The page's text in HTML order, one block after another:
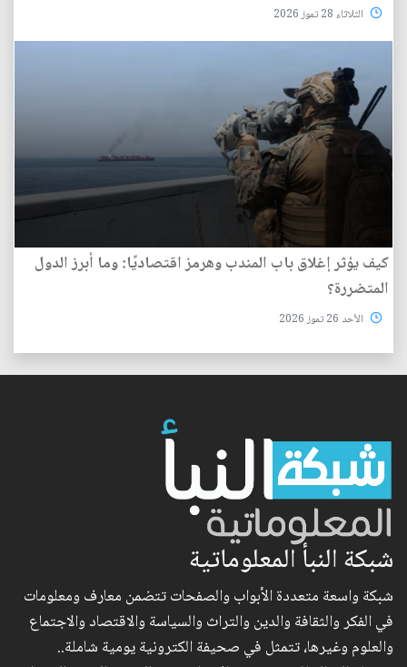
الثلاثاء 28 تموز 2026
كيف يؤثر إغلاق باب المندب وهرمز اقتصاديًا: وما أبرز الدول
المتضررة؟
الأحد 26 تموز 2026
شبكة النبأ المعلوماتية
شبكة واسعة متعددة الأبواب والصفحات تتضمن معارف ومعلومات
في الفكر والثقافة والدين والتراث والسياسة والاقتصاد والاجتماع
والعلوم وغيرها، تتمثل في صحيفة الكترونية يومية شاملة..